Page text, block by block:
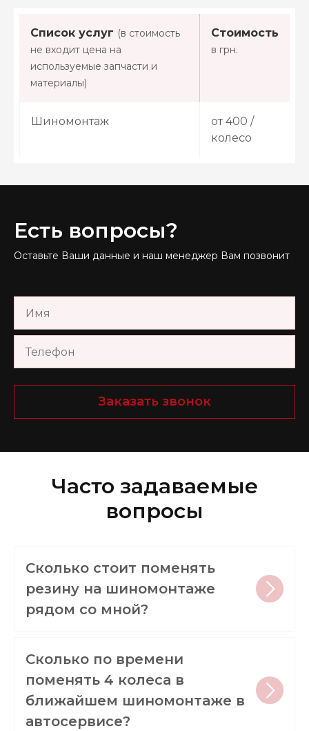
Список услуг (в стоимость
не входит цена на
используемые запчасти и
материалы)
Стоимость
в грн.
Шиномонтаж
от 400 /
колесо
Есть вопросы?
Оставьте Ваши данные и наш менеджер Вам позвонит
Заказать звонок
Часто задаваемые
вопросы
Сколько стоит поменять
резину на шиномонтаже
рядом со мной?
Сколько по времени
поменять 4 колеса в
ближайшем шиномонтаже в
автосервисе?